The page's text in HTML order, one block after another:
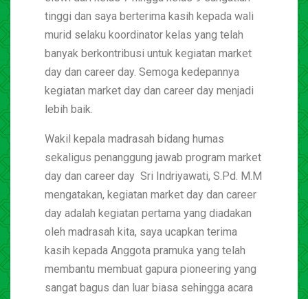
tinggi dan saya berterima kasih kepada wali
murid selaku koordinator kelas yang telah
banyak berkontribusi untuk kegiatan market
day dan career day. Semoga kedepannya
kegiatan market day dan career day menjadi
lebih baik.
Wakil kepala madrasah bidang humas
sekaligus penanggung jawab program market
day dan career day Sri Indriyawati, S.Pd. M.M
mengatakan, kegiatan market day dan career
day adalah kegiatan pertama yang diadakan
oleh madrasah kita, saya ucapkan terima
kasih kepada Anggota pramuka yang telah
membantu membuat gapura pioneering yang
sangat bagus dan luar biasa sehingga acara